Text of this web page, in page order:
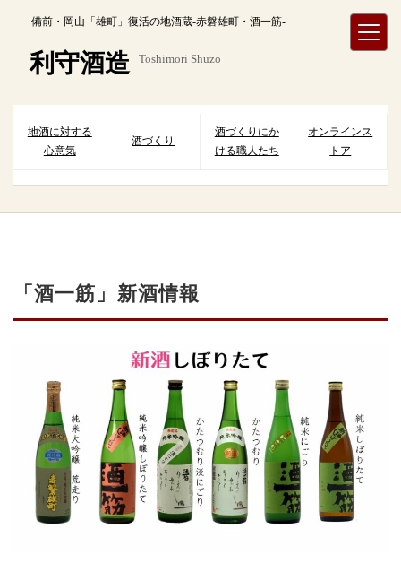
備前・岡山「雄町」復活の地酒蔵-赤磐雄町・酒一筋-
利守酒造 Toshimori Shuzo
地酒に対する
心意気
酒づくり
酒づくりにか
ける職人たち
オンラインス
トア
「酒一筋」新酒情報